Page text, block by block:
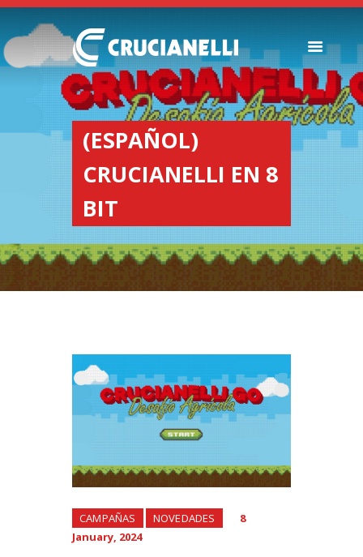
(ESPAÑOL)
CRUCIANELLI EN 8
BIT
SEEDERS
FERTILIZER
SPREADERS
ABOUT US
DEALERSHIPS
NEWS
COMPANY
CONTACT
CAMPAÑAS NOVEDADES
8
January, 2024